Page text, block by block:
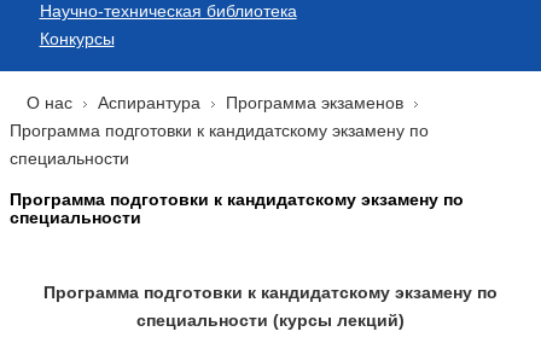
Научно-техническая библиотека
Конкурсы
О нас Аспирантура
Программа экзаменов
Программа подготовки к кандидатскому экзамену по
специальности
Программа подготовки к кандидатскому экзамену по
специальности
Программа подготовки к кандидатскому экзамену по
специальности (курсы лекций)